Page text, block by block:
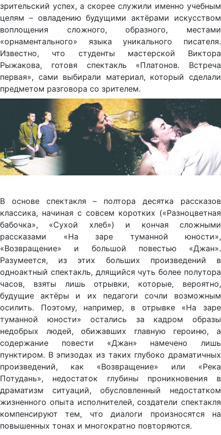
зрительский успех, а скорее служили именно учебным
целям – овладению будущими актёрами искусством
воплощения сложного, образного, местами
«орнаментального» языка уникального писателя.
Известно, что студенты мастерской Виктора
Рыжакова, готовя спектакль «Платонов. Встреча
первая», сами выбирали материал, который сделали
предметом разговора со зрителем.
В основе спектакля – полтора десятка рассказов
классика, начиная с совсем коротких («Разноцветная
бабочка», «Сухой хлеб») и кончая сложными
рассказами «На заре туманной юности»,
«Возвращение» и большой повестью «Джан».
Разумеется, из этих больших произведений в
одноактный спектакль, длящийся чуть более полутора
часов, взяты лишь отрывки, которые, вероятно,
будущие актёры и их педагоги сочли возможным
осилить. Поэтому, например, в отрывке «На заре
туманной юности» остались за кадром образы
недобрых людей, обижавших главную героиню, а
содержание повести «Джан» намечено лишь
пунктиром. В эпизодах из таких глубоко драматичных
произведений, как «Возвращение» или «Река
Потудань», недостаток глубины проникновения в
драматизм ситуаций, обусловленный недостатком
жизненного опыта исполнителей, создатели спектакля
компенсируют тем, что диалоги произносятся на
повышенных тонах и многократно повторяются.